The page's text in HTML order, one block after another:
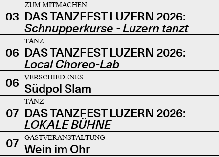
03
ZUM MITMACHEN
DAS TANZFEST LUZERN 2026:
Schnupperkurse - Luzern tanzt
06
TANZ
DAS TANZFEST LUZERN 2026:
Local Choreo-Lab
06
VERSCHIEDENES
Südpol Slam
07
TANZ
DAS TANZFEST LUZERN 2026:
LOKALE BÜHNE
07
GASTVERANSTALTUNG
Wein im Ohr